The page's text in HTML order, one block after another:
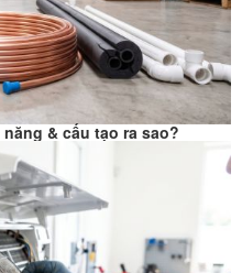
& cấu tạo ra sao?